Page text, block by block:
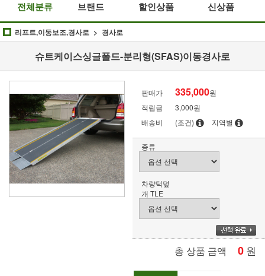
전체분류 브랜드 할인상품 신상품
리프트,이동보조,경사로 경사로
슈트케이스싱글폴드-분리형(SFAS)이동경사로
판매가 335,000원
적립금
3,000원
배송비
(조건) 지역별
종류
차량턱덮
개 TLE
총 상품 금액 0 원